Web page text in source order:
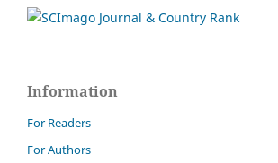
Information
For Readers
For Authors